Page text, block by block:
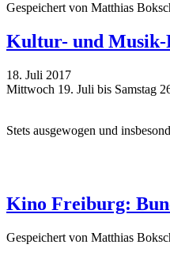
Gespeichert von Matthias
Kultur- und Musik-
18. Juli 2017
Mittwoch 19. Juli bis Samstag
Stets ausgewogen und
Kino Freiburg:
Gespeichert von Matthias